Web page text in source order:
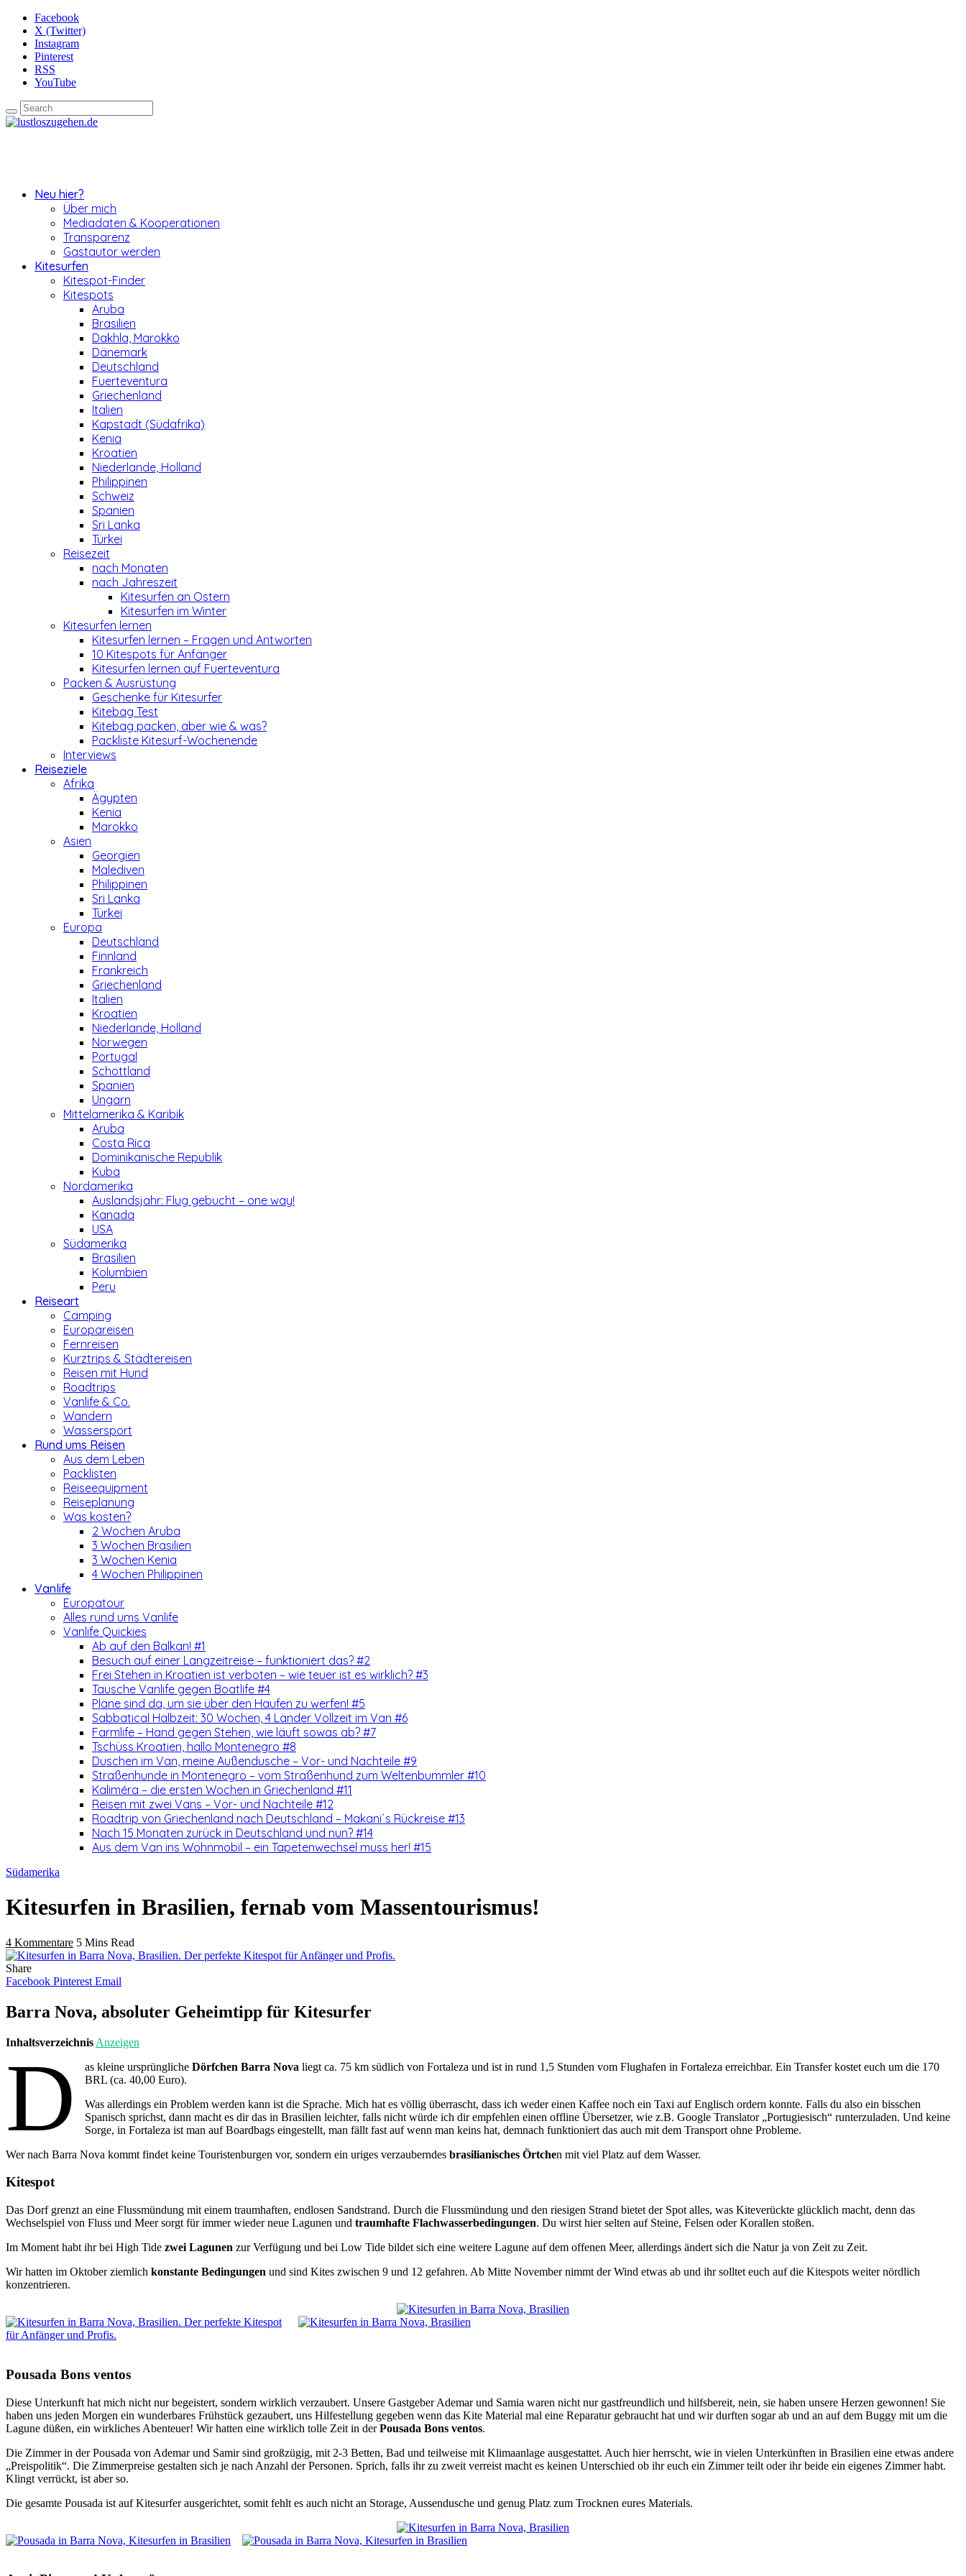
Facebook
X (Twitter)
Instagram
Pinterest
RSS
YouTube
Neu hier?
Über mich
Mediadaten & Kooperationen
Transparenz
Gastautor werden
Kitesurfen
Kitespot-Finder
Kitespots
Aruba
Brasilien
Dakhla, Marokko
Dänemark
Deutschland
Fuerteventura
Griechenland
Italien
Kapstadt (Südafrika)
Kenia
Kroatien
Niederlande, Holland
Philippinen
Schweiz
Spanien
Sri Lanka
Türkei
Reisezeit
nach Monaten
nach Jahreszeit
Kitesurfen an Ostern
Kitesurfen im Winter
Kitesurfen lernen
Kitesurfen lernen – Fragen und Antworten
10 Kitespots für Anfänger
Kitesurfen lernen auf Fuerteventura
Packen & Ausrüstung
Geschenke für Kitesurfer
Kitebag Test
Kitebag packen, aber wie & was?
Packliste Kitesurf-Wochenende
Interviews
Reiseziele
Afrika
Ägypten
Kenia
Marokko
Asien
Georgien
Malediven
Philippinen
Sri Lanka
Türkei
Europa
Deutschland
Finnland
Frankreich
Griechenland
Italien
Kroatien
Niederlande, Holland
Norwegen
Portugal
Schottland
Spanien
Ungarn
Mittelamerika & Karibik
Aruba
Costa Rica
Dominikanische Republik
Kuba
Nordamerika
Auslandsjahr: Flug gebucht – one way!
Kanada
USA
Südamerika
Brasilien
Kolumbien
Peru
Reiseart
Camping
Europareisen
Fernreisen
Kurztrips & Städtereisen
Reisen mit Hund
Roadtrips
Vanlife & Co.
Wandern
Wassersport
Rund ums Reisen
Aus dem Leben
Packlisten
Reiseequipment
Reiseplanung
Was kosten?
2 Wochen Aruba
3 Wochen Brasilien
3 Wochen Kenia
4 Wochen Philippinen
Vanlife
Europatour
Alles rund ums Vanlife
Vanlife Quickies
Ab auf den Balkan! #1
Besuch auf einer Langzeitreise – funktioniert das? #2
Frei Stehen in Kroatien ist verboten – wie teuer ist es wirklich? #3
Tausche Vanlife gegen Boatlife #4
Pläne sind da, um sie über den Haufen zu werfen! #5
Sabbatical Halbzeit: 30 Wochen, 4 Länder Vollzeit im Van #6
Farmlife – Hand gegen Stehen, wie läuft sowas ab? #7
Tschüss Kroatien, hallo Montenegro #8
Duschen im Van, meine Außendusche – Vor- und Nachteile #9
Straßenhunde in Montenegro – vom Straßenhund zum Weltenbummler #10
Kaliméra – die ersten Wochen in Griechenland #11
Reisen mit zwei Vans – Vor- und Nachteile #12
Roadtrip von Griechenland nach Deutschland – Makani´s Rückreise #13
Nach 15 Monaten zurück in Deutschland und nun? #14
Aus dem Van ins Wohnmobil – ein Tapetenwechsel muss her! #15
Südamerika
Kitesurfen in Brasilien, fernab vom Massentourismus!
4 Kommentare 5 Mins Read
Share
Facebook Pinterest Email
Barra Nova, absoluter Geheimtipp für Kitesurfer
Inhaltsverzeichnis Anzeigen
D as kleine ursprünglicheDörfchen Barra Nova liegt ca. 75 km südlich von Fortaleza und ist in rund 1,5 Stunden vom Flughafen in Fortaleza erreichbar. Ein Transfer kostet euch um die 170
BRL (ca. 40,00 Euro).
Was allerdings ein Problem werden kann ist die Sprache. Mich hat es völlig überrascht, dass ich weder einen Kaffee noch ein Taxi auf Englisch ordern konnte. Falls du also ein bisschen
Spanisch sprichst, dann macht es dir das in Brasilien leichter, falls nicht würde ich dir empfehlen einen offline Übersetzer, wie z.B. Google Translator „Portugiesisch“ runterzuladen. Und keine
Sorge, in Fortaleza ist man auf Boardbags eingestellt, man fällt fast auf wenn man keins hat, demnach funktioniert das auch mit dem Transport ohne Probleme.
Wer nach Barra Nova kommt findet keine Touristenburgen vor, sondern ein uriges verzauberndes brasilianisches Örtchen mit viel Platz auf dem Wasser.
Kitespot
Das Dorf grenzt an eine Flussmündung mit einem traumhaften, endlosen Sandstrand. Durch die Flussmündung und den riesigen Strand bietet der Spot alles, was Kiteverückte glücklich macht, denn das
Wechselspiel von Fluss und Meer sorgt für immer wieder neue Lagunen und traumhafte Flachwasserbedingungen. Du wirst hier selten auf Steine, Felsen oder Korallen stoßen.
Im Moment habt ihr bei High Tide zwei Lagunen zur Verfügung und bei Low Tide bildet sich eine weitere Lagune auf dem offenen Meer, allerdings ändert sich die Natur ja von Zeit zu Zeit.
Wir hatten im Oktober ziemlich konstante Bedingungen und sind Kites zwischen 9 und 12 gefahren. Ab Mitte November nimmt der Wind etwas ab und ihr solltet euch auf die Kitespots weiter nördlich
konzentrieren.
Pousada Bons ventos
Diese Unterkunft hat mich nicht nur begeistert, sondern wirklich verzaubert. Unsere Gastgeber Ademar und Samia waren nicht nur gastfreundlich und hilfsbereit, nein, sie haben unsere Herzen gewonnen! Sie
haben uns jeden Morgen ein wunderbares Frühstück gezaubert, uns Hilfestellung gegeben wenn das Kite Material mal eine Reparatur gebraucht hat und wir durften sogar ab und an auf dem Buggy mit um die
Lagune düßen, ein wirkliches Abenteuer! Wir hatten eine wirklich tolle Zeit in derPousada Bons ventos.
Die Zimmer in der Pousada von Ademar und Samir sind großzügig, mit 2-3 Betten, Bad und teilweise mit Klimaanlage ausgestattet. Auch hier herrscht, wie in vielen Unterkünften in Brasilien eine etwas andere
„Preispolitik“. Die Zimmerpreise gestalten sich je nach Anzahl der Personen. Sprich, falls ihr zu zweit verreist macht es keinen Unterschied ob ihr euch ein Zimmer teilt oder ihr beide ein eigenes Zimmer habt.
Klingt verrückt, ist aber so.
Die gesamte Pousada ist auf Kitesurfer ausgerichtet, somit fehlt es auch nicht an Storage, Aussendusche und genug Platz zum Trocknen eures Materials.